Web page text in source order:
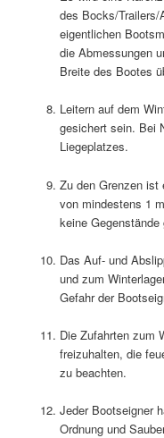
des Bocks/Trailers/
eigentlichen
die Abmessungen
Breite des Bootes
Leitern auf dem
gesichert sein. Bei
Liegeplatzes.
Zu den Grenzen ist
von mindestens 1
keine Gegenstände
Das Auf- und
und zum
Gefahr der
Die Zufahrten zum
freizuhalten, die
zu beachten.
Jeder Bootseigner
Ordnung und